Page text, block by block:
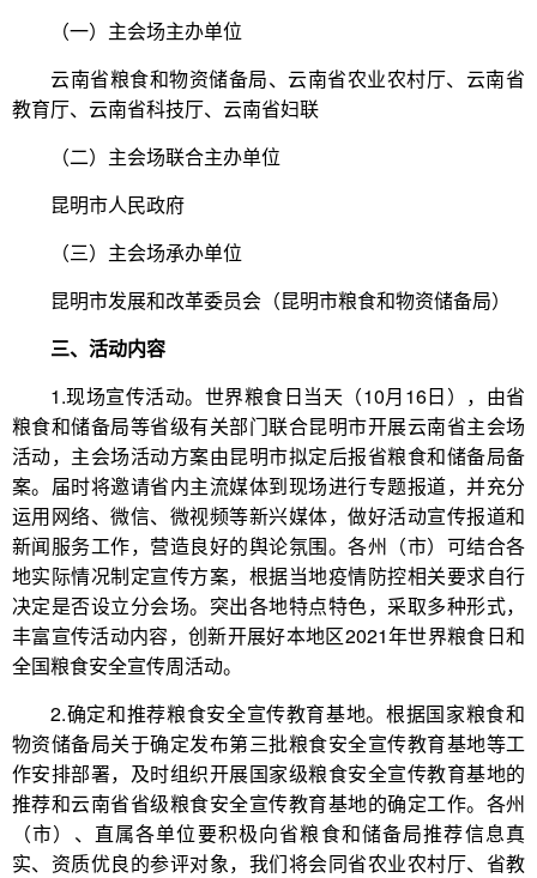
（一）主会场主办单位
云南省粮食和物资储备局、云南省农业农村厅、云南省
教育厅、云南省科技厅、云南省妇联
（二）主会场联合主办单位
昆明市人民政府
（三）主会场承办单位
昆明市发展和改革委员会（昆明市粮食和物资储备局）
三、活动内容
1.现场宣传活动。世界粮食日当天（10月16日），由省
粮食和储备局等省级有关部门联合昆明市开展云南省主会场
活动，主会场活动方案由昆明市拟定后报省粮食和储备局备
案。届时将邀请省内主流媒体到现场进行专题报道，并充分
运用网络、微信、微视频等新兴媒体，做好活动宣传报道和
新闻服务工作，营造良好的舆论氛围。各州（市）可结合各
地实际情况制定宣传方案，根据当地疫情防控相关要求自行
决定是否设立分会场。突出各地特点特色，采取多种形式，
丰富宣传活动内容，创新开展好本地区2021年世界粮食日和
全国粮食安全宣传周活动。
2.确定和推荐粮食安全宣传教育基地。根据国家粮食和
物资储备局关于确定发布第三批粮食安全宣传教育基地等工
作安排部署，及时组织开展国家级粮食安全宣传教育基地的
推荐和云南省省级粮食安全宣传教育基地的确定工作。各州
（市）、直属各单位要积极向省粮食和储备局推荐信息真
实、资质优良的参评对象，我们将会同省农业农村厅、省教